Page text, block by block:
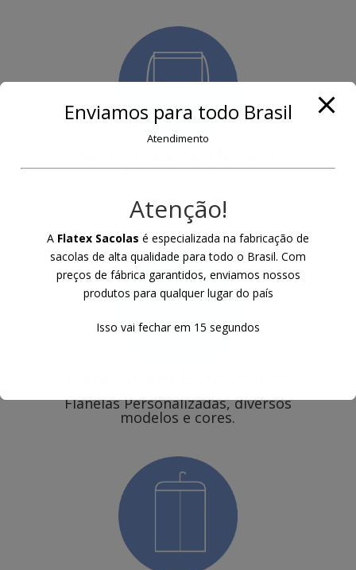
Parnamirim
Mochilas de TNT com alça em cordão de
polipropileno ou poliester e ilhoses.
Flanelas Personalizadas, diversos
modelos e cores.
Enviamos para todo Brasil
Atendimento
Atenção!
A Flatex Sacolas é especializada na fabricação de
sacolas de alta qualidade para todo o Brasil. Com
preços de fábrica garantidos, enviamos nossos
produtos para qualquer lugar do país
Isso vai fechar em 14 segundos